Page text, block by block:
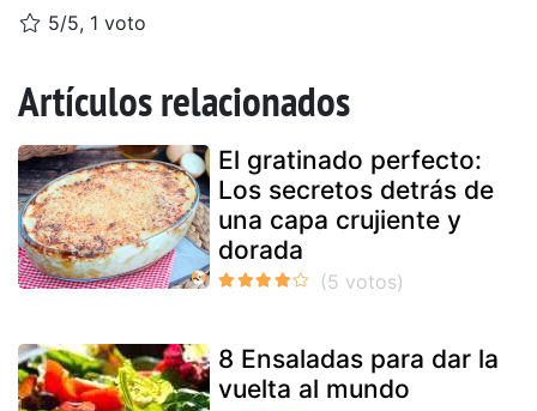
5/5, 1 voto
Artículos relacionados
El gratinado perfecto:
Los secretos detrás de
una capa crujiente y
dorada
8 Ensaladas para dar la
vuelta al mundo